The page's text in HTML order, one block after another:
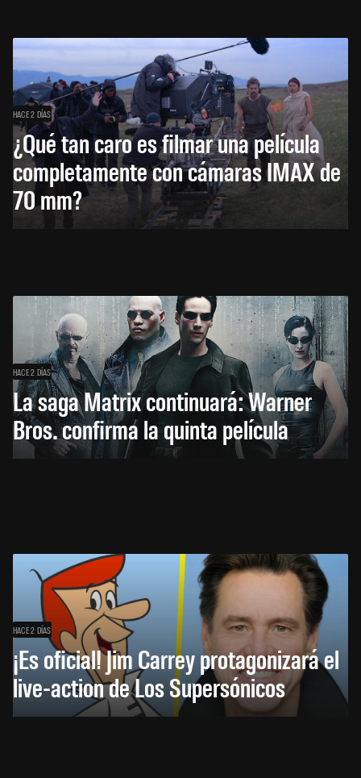
HACE 2 DÍAS
¿Qué tan caro es filmar una película
completamente con cámaras IMAX de
70 mm?
HACE 2 DÍAS
La saga Matrix continuará: Warner
Bros. confirma la quinta película
HACE 2 DÍAS
¡Es oficial! Jim Carrey protagonizará el
live-action de Los Supersónicos